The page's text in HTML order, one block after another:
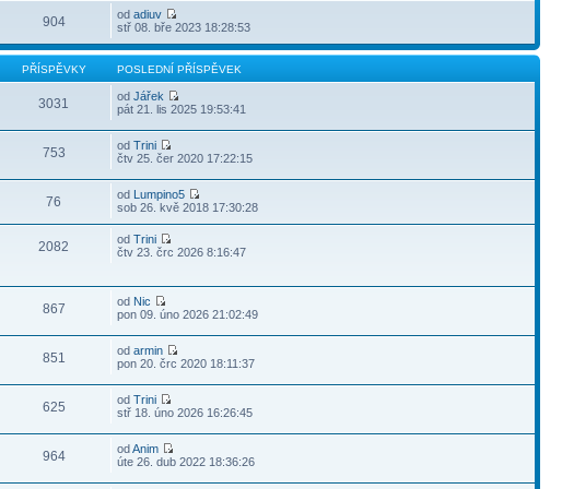
904 odadiuv
stř 08. bře 2023 18:28:53
PŘÍSPĚVKY POSLEDNÍ PŘÍSPĚVEK
3031 odJářek
pát 21. lis 2025 19:53:41
753 odTrini
čtv 25. čer 2020 17:22:15
76 od Lumpino5
sob 26. kvě 2018 17:30:28
2082 odTrini
čtv 23. črc 2026 8:16:47
867 od Nic
pon 09. úno 2026 21:02:49
851 odarmin
pon 20. črc 2020 18:11:37
625 odTrini
stř 18. úno 2026 16:26:45
964 odAnim
úte 26. dub 2022 18:36:26